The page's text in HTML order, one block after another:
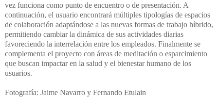
vez funciona como punto de encuentro o de presentación. A
continuación, el usuario encontrará múltiples tipologías de espacios
de colaboración adaptándose a las nuevas formas de trabajo híbrido,
permitiendo cambiar la dinámica de sus actividades diarias
favoreciendo la interrelación entre los empleados. Finalmente se
complementa el proyecto con áreas de meditación o esparcimiento
que buscan impactar en la salud y el bienestar humano de los
usuarios.
Fotografía: Jaime Navarro y Fernando Etulain